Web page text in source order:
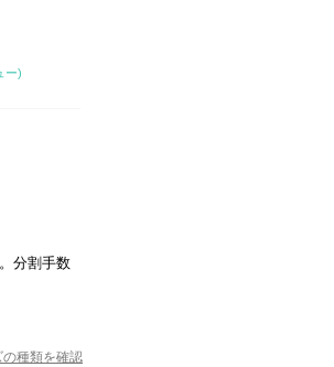
ー)
分割手数
種類を確認